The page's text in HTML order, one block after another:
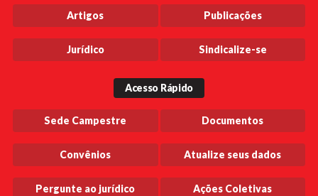
Artigos Publicações
Jurídico Sindicalize-se
Acesso Rápido
Sede Campestre Documentos
Convênios Atualize seus dados
Pergunte ao jurídico Ações Coletivas